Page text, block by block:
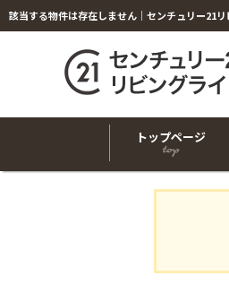
該当する物件は存在しません｜センチュリー21
トップページ